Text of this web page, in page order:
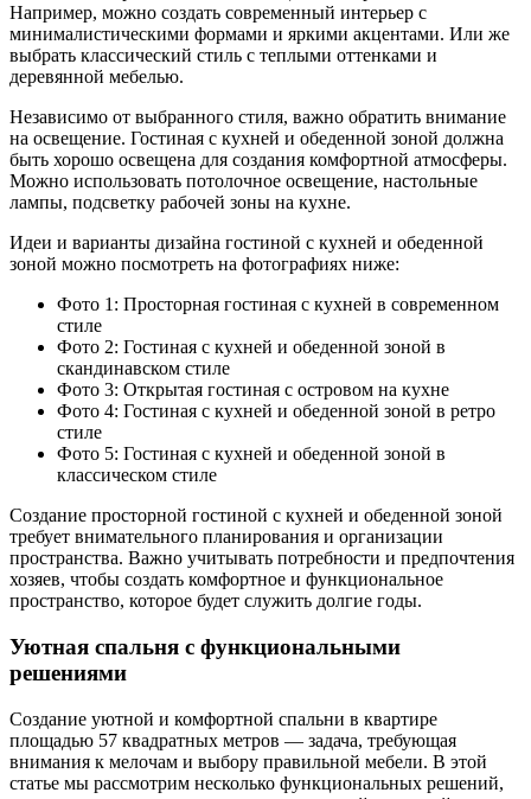
Например, можно создать современный интерьер с
минималистическими формами и яркими акцентами. Или же
выбрать классический стиль с теплыми оттенками и
деревянной мебелью.
Независимо от выбранного стиля, важно обратить внимание
на освещение. Гостиная с кухней и обеденной зоной должна
быть хорошо освещена для создания комфортной атмосферы.
Можно использовать потолочное освещение, настольные
лампы, подсветку рабочей зоны на кухне.
Идеи и варианты дизайна гостиной с кухней и обеденной
зоной можно посмотреть на фотографиях ниже:
Фото 1: Просторная гостиная с кухней в современном
стиле
Фото 2: Гостиная с кухней и обеденной зоной в
скандинавском стиле
Фото 3: Открытая гостиная с островом на кухне
Фото 4: Гостиная с кухней и обеденной зоной в ретро
стиле
Фото 5: Гостиная с кухней и обеденной зоной в
классическом стиле
Создание просторной гостиной с кухней и обеденной зоной
требует внимательного планирования и организации
пространства. Важно учитывать потребности и предпочтения
хозяев, чтобы создать комфортное и функциональное
пространство, которое будет служить долгие годы.
Уютная спальня с функциональными
решениями
Создание уютной и комфортной спальни в квартире
площадью 57 квадратных метров — задача, требующая
внимания к мелочам и выбору правильной мебели. В этой
статье мы рассмотрим несколько функциональных решений,